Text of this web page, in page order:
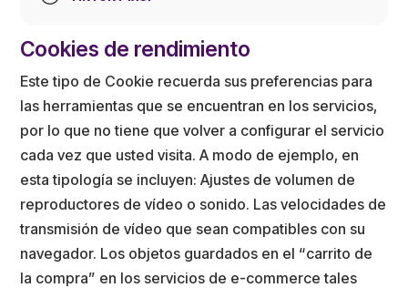
Cookies de rendimiento
Este tipo de Cookie recuerda sus preferencias para
las herramientas que se encuentran en los servicios,
por lo que no tiene que volver a configurar el servicio
cada vez que usted visita. A modo de ejemplo, en
esta tipología se incluyen: Ajustes de volumen de
reproductores de vídeo o sonido. Las velocidades de
transmisión de vídeo que sean compatibles con su
navegador. Los objetos guardados en el “carrito de
la compra” en los servicios de e-commerce tales